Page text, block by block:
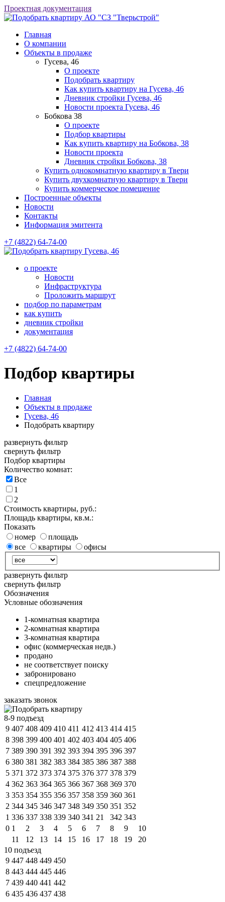
Проектная документация
АО "СЗ "Тверьстрой"
Главная
О компании
Объекты в продаже
Гусева, 46
О проекте
Подобрать квартиру
Как купить квартиру на Гусева, 46
Дневник стройки Гусева, 46
Новости проекта Гусева, 46
Бобкова 38
О проекте
Подбор квартиры
Как купить квартиру на Бобкова, 38
Новости проекта
Дневник стройки Бобкова, 38
Купить однокомнатную квартиру в Твери
Купить двухкомнатную квартиру в Твери
Купить коммерческое помещение
Построенные объекты
Новости
Контакты
Информация эмитента
+7 (4822) 64-74-00
Гусева, 46
о проекте
Новости
Инфраструктура
Проложить маршрут
подбор по параметрам
как купить
дневник стройки
документация
+7 (4822) 64-74-00
Подбор квартиры
Главная
Объекты в продаже
Гусева, 46
Подобрать квартиру
развернуть фильтр
свернуть фильтр
Подбор квартиры
Количество комнат:
Все
1
2
Стоимость квартиры, руб.:
Площадь квартиры, кв.м.:
Показать
номер
площадь
все
квартиры офисы
развернуть фильтр
свернуть фильтр
Обозначения
Условные обозначения
1-комнатная квартира
2-комнатная квартира
3-комнатная квартира
офис (коммерческая недв.)
продано
не соответствует поиску
забронировано
спецпредложение
заказать звонок
8-9 подъезд
9 407 408 409 410 411 412 413 414 415
8 398 399 400 401 402 403 404 405 406
7 389 390 391 392 393 394 395 396 397
6 380 381 382 383 384 385 386 387 388
5 371 372 373 374 375 376 377 378 379
4 362 363 364 365 366 367 368 369 370
3 353 354 355 356 357 358 359 360 361
2 344 345 346 347 348 349 350 351 352
1 336 337 338 339 340 341 21 342 343
0 1 2 3 4 5 6 7 8 9
10
11
12 13 14 15 16 17 18 19
20
10 подъезд
9 447 448 449 450
8 443 444 445 446
7 439 440 441 442
6 435 436 437 438